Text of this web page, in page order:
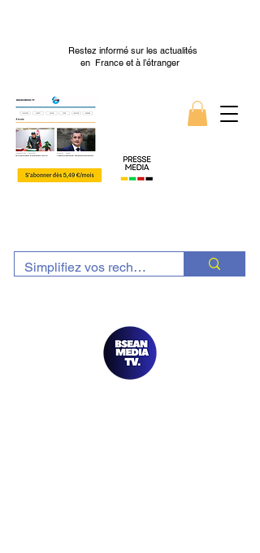
Restez informé sur les actualités
en France et à l’étranger